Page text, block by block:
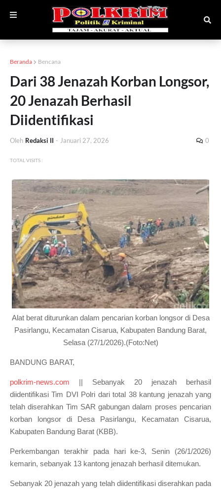
Beranda Bencana
Dari 38 Jenazah Korban Longsor,
20 Jenazah Berhasil
Diidentifikasi
Oleh Redaksi II - Januari 27, 2026 0
TOTAL VISITS :
Alat berat diturunkan dalam pencarian korban longsor di Desa
Pasirlangu, Kecamatan Cisarua, Kabupaten Bandung Barat,
Selasa (27/1/2026).(Foto:Net)
BANDUNG BARAT,
polkrim-news.com || Sebanyak 20 jenazah berhasil
diidentifikasi Tim DVI Polri dari total 38 kantung jenazah yang
telah diserahkan Tim SAR gabungan dalam proses pencarian
korban longsor di Desa Pasirlangu, Kecamatan Cisarua,
Kabupaten Bandung Barat (KBB).
Perkembangan terakhir pada hari ke-3, Senin (26/1/2026)
kemarin, sebanyak 13 kantong jenazah berhasil ditemukan.
Sebanyak 20 jenazah yang telah diidentifikasi diserahkan pada